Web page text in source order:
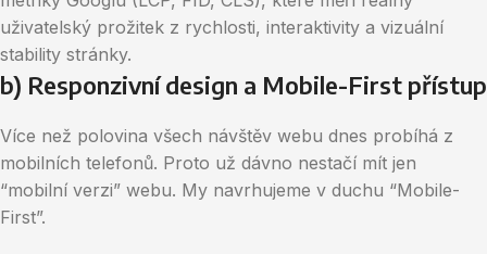
uživatelský prožitek z rychlosti, interaktivity a vizuální
stability stránky.
b) Responzivní design a Mobile-First přístup
Více než polovina všech návštěv webu dnes probíhá z
mobilních telefonů. Proto už dávno nestačí mít jen
“mobilní verzi” webu. My navrhujeme v duchu “Mobile-
First”.